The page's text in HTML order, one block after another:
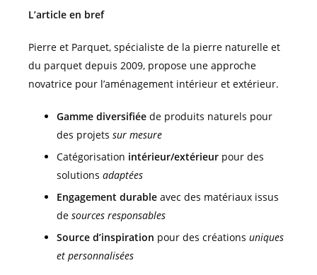
L’article en bref
Pierre et Parquet, spécialiste de la pierre naturelle et
du parquet depuis 2009, propose une approche
novatrice pour l’aménagement intérieur et extérieur.
Gamme diversifiée de produits naturels pour
des projets sur mesure
Catégorisation intérieur/extérieur pour des
solutions adaptées
Engagement durable avec des matériaux issus
de sources responsables
Source d’inspiration pour des créations uniques
et personnalisées